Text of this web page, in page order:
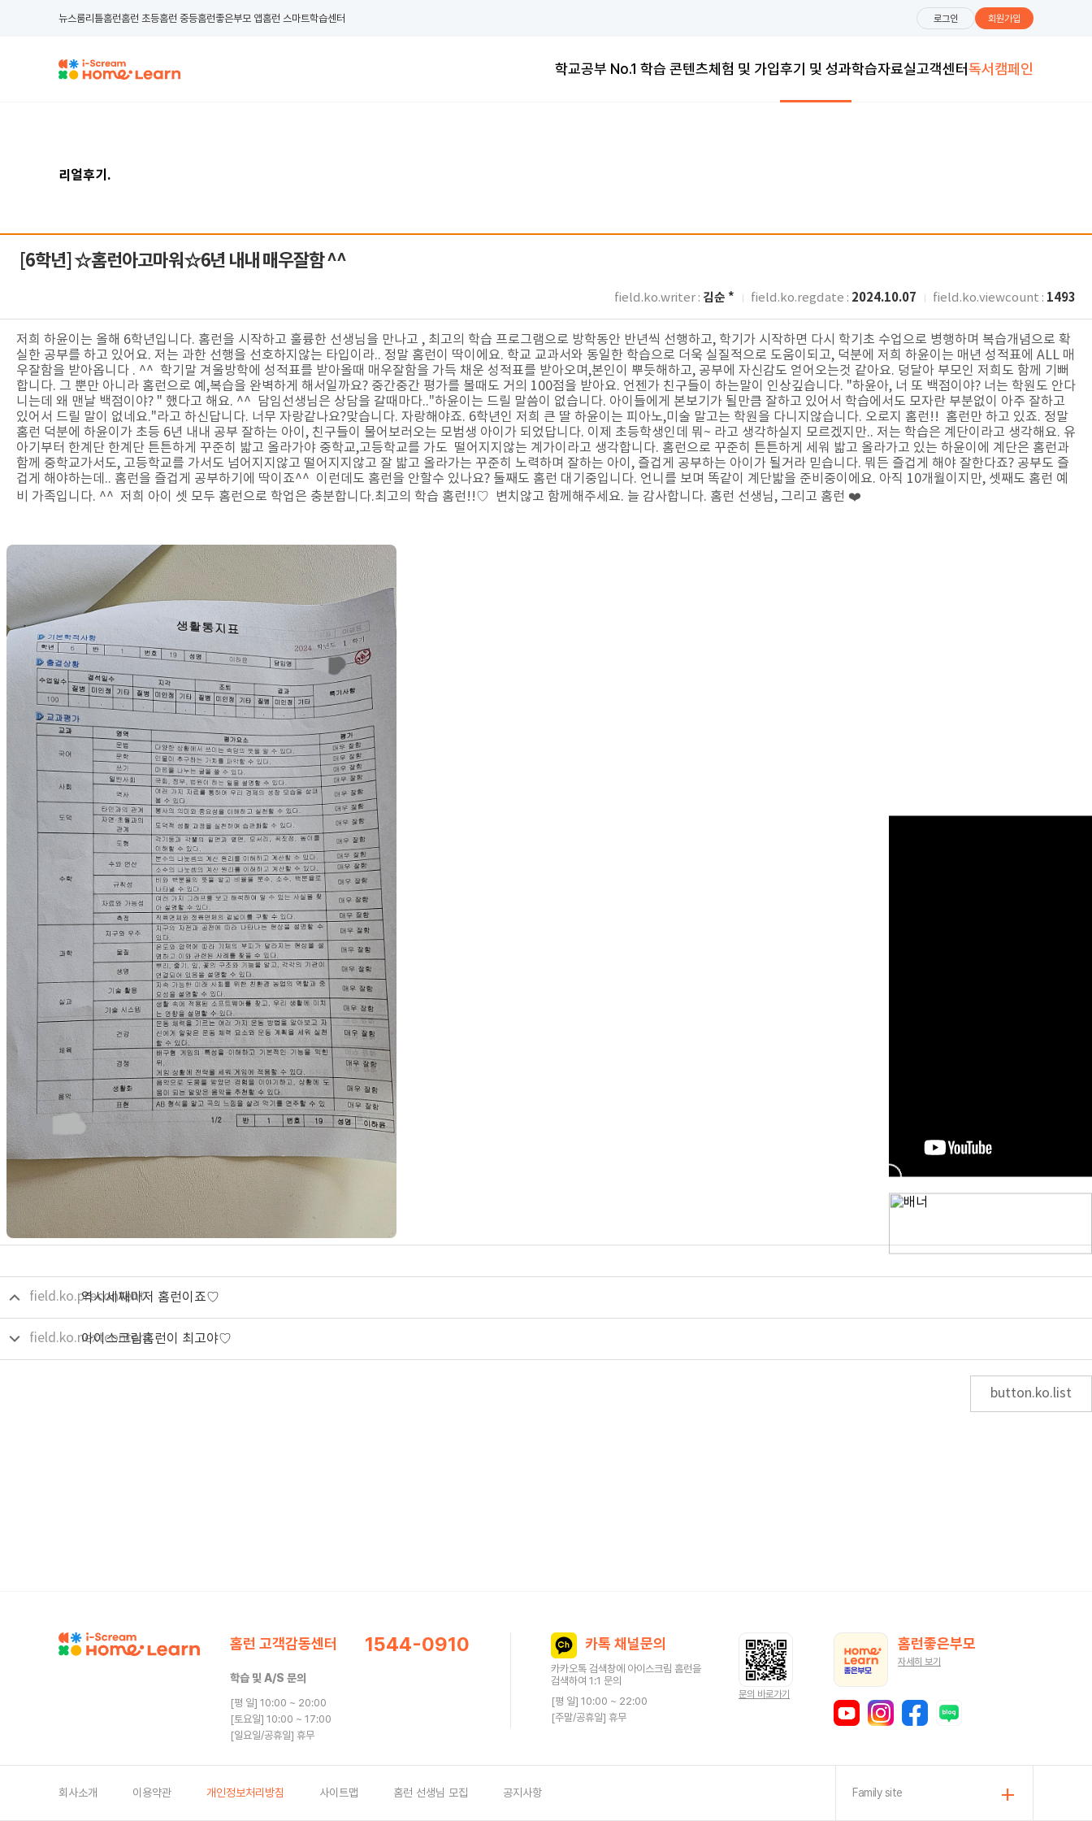
뉴스룸리틀홈런홈런 초등홈런 중등홈런좋은부모 앱홈런 스마트학습센터 로그인 회원가입
교과연계100%
교과연계100% 학습 콘텐츠체험 및 가입후기 및 성과학습자료실고객센터독서캠페인
리얼후기 .
[6학년] ☆홈런아고마워☆6년 내내 매우잘함 ^^
field.ko.writer : 김순 * field.ko.regdate : 2024.10.07 field.ko.viewcount : 1493
저희 하윤이는 올해 6학년입니다. 홈런을 시작하고 훌륭한 선생님을 만나고 , 최고의 학습 프로그램으로 방학동안 반년씩 선행하고, 학기가 시작하면 다시 학기초 수업으로 병행하며 복습개념으로 확
실한 공부를 하고 있어요. 저는 과한 선행을 선호하지않는 타입이라.. 정말 홈런이 딱이에요. 학교 교과서와 동일한 학습으로 더욱 실질적으로 도움이되고, 덕분에 저희 하윤이는 매년 성적표에 ALL 매
우잘함을 받아옵니다 . ^^ 학기말 겨울방학에 성적표를 받아올때 매우잘함을 가득 채운 성적표를 받아오며,본인이 뿌듯해하고, 공부에 자신감도 얻어오는것 같아요. 덩달아 부모인 저희도 함께 기뻐
합니다. 그 뿐만 아니라 홈런으로 예,복습을 완벽하게 해서일까요? 중간중간 평가를 볼때도 거의 100점을 받아요. 언젠가 친구들이 하는말이 인상깊습니다. "하윤아, 너 또 백점이야? 너는 학원도 안다
니는데 왜 맨날 백점이야? " 했다고 해요. ^^ 담임선생님은 상담을 갈때마다.."하윤이는 드릴 말씀이 없습니다. 아이들에게 본보기가 될만큼 잘하고 있어서 학습에서도 모자란 부분없이 아주 잘하고
있어서 드릴 말이 없네요."라고 하신답니다. 너무 자랑같나요?맞습니다. 자랑해야죠. 6학년인 저희 큰 딸 하윤이는 피아노,미술 말고는 학원을 다니지않습니다. 오로지 홈런!! 홈런만 하고 있죠. 정말
홈런 덕분에 하윤이가 초등 6년 내내 공부 잘하는 아이, 친구들이 물어보러오는 모범생 아이가 되었답니다. 이제 초등학생인데 뭐~ 라고 생각하실지 모르겠지만.. 저는 학습은 계단이라고 생각해요. 유
아기부터 한계단 한계단 튼튼하게 꾸준히 밟고 올라가야 중학교,고등학교를 가도 떨어지지않는 계가이라고 생각합니다. 홈런으로 꾸준히 튼튼하게 세워 밟고 올라가고 있는 하윤이에 계단은 홈런과
함께 중학교가서도, 고등학교를 가서도 넘어지지않고 떨어지지않고 잘 밟고 올라가는 꾸준히 노력하며 잘하는 아이, 즐겁게 공부하는 아이가 될거라 믿습니다. 뭐든 즐겁게 해야 잘한다죠? 공부도 즐
겁게 해야하는데.. 홈런을 즐겁게 공부하기에 딱이죠^^ 이런데도 홈런을 안할수 있나요? 둘째도 홈런 대기중입니다. 언니를 보며 똑같이 계단밟을 준비중이에요. 아직 10개월이지만, 셋째도 홈런 예
비 가족입니다. ^^ 저희 아이 셋 모두 홈런으로 학업은 충분합니다.최고의 학습 홈런!!♡ 변치않고 함께해주세요. 늘 감사합니다. 홈런 선생님, 그리고 홈런 ❤️
field.ko.precontent
역시세째마저 홈런이죠♡
field.ko.nextcontent
아이스크림홈런이 최고야♡
button.ko.list
홈런 고객감동센터
학습 및 A/S 문의
[평 일] 10:00 ~ 20:00
[토요일] 10:00 ~ 17:00
[일요일/공휴일] 휴무
1544-0910 카톡 채널문의
카카오톡 검색창에 아이스크림 홈런을
검색하여 1:1 문의
[평 일] 10:00 ~ 22:00
[주말/공휴일] 휴무
문의 바로가기
홈런좋은부모
자세히 보기
회사소개 이용약관 개인정보처리방침 사이트맵 홈런 선생님 모집 공지사항